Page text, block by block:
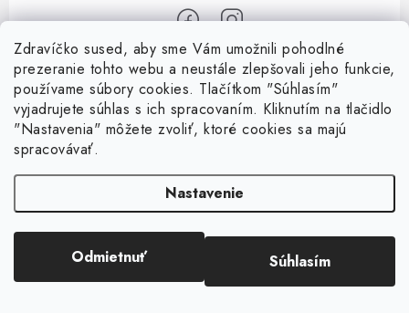
Zdravíčko sused, aby sme Vám umožnili pohodlné
prezeranie tohto webu a neustále zlepšovali jeho funkcie,
používame súbory cookies. Tlačítkom "Súhlasím"
vyjadrujete súhlas s ich spracovaním. Kliknutím na tlačidlo
"Nastavenia" môžete zvoliť, ktoré cookies sa majú
spracovávať.
Nastavenie
Odmietnuť Súhlasím
O nás
Kontakty
Susedov blog
Pre lepšie susedstvo
Darčekové poukazy
Všetko o nákupe
Doprava a platba
Ako balíme zásielky?
Dokumenty
Reklamačný poriadok
Vytvoril Shoptet
Copyright 2026 . Všetky práva vyhradené.